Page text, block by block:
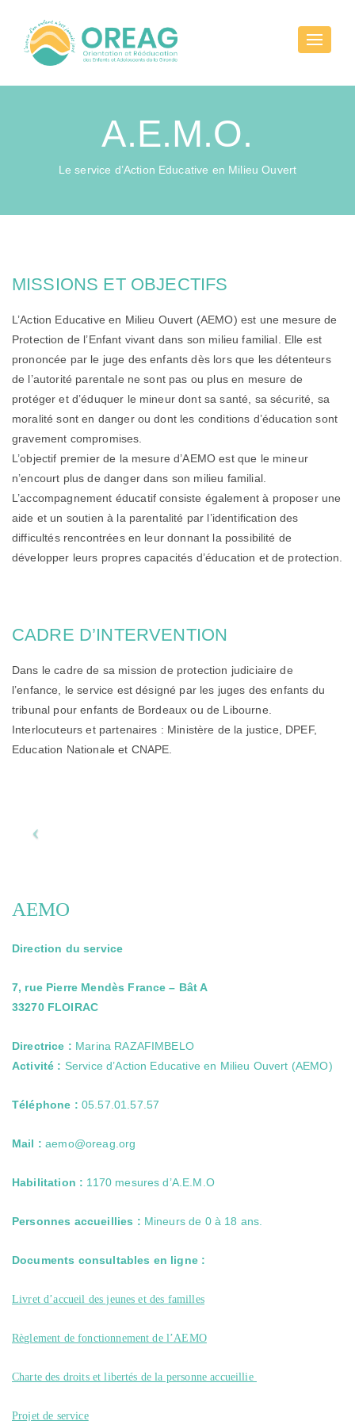
Toggle
A.E.M.O.
Le service d’Action Educative en Milieu Ouvert
MISSIONS ET OBJECTIFS
L’Action Educative en Milieu Ouvert (AEMO) est une mesure de
Protection de l’Enfant vivant dans son milieu familial. Elle est
prononcée par le juge des enfants dès lors que les détenteurs
de l’autorité parentale ne sont pas ou plus en mesure de
protéger et d’éduquer le mineur dont sa santé, sa sécurité, sa
moralité sont en danger ou dont les conditions d’éducation sont
gravement compromises.
L’objectif premier de la mesure d’AEMO est que le mineur
n’encourt plus de danger dans son milieu familial.
L’accompagnement éducatif consiste également à proposer une
aide et un soutien à la parentalité par l’identification des
difficultés rencontrées en leur donnant la possibilité de
développer leurs propres capacités d’éducation et de protection.
CADRE D’INTERVENTION
Dans le cadre de sa mission de protection judiciaire de
l’enfance, le service est désigné par les juges des enfants du
tribunal pour enfants de Bordeaux ou de Libourne.
Interlocuteurs et partenaires : Ministère de la justice, DPEF,
Education Nationale et CNAPE.
AEMO
Direction du service
7, rue Pierre Mendès France – Bât A
33270 FLOIRAC
Directrice : Marina RAZAFIMBELO
Activité : Service d’Action Educative en Milieu Ouvert (AEMO)
Téléphone : 05.57.01.57.57
Mail : aemo@oreag.org
Habilitation : 1170 mesures d’A.E.M.O
Personnes accueillies : Mineurs de 0 à 18 ans.
Documents consultables en ligne :
Livret d’accueil des jeunes et des familles
Règlement de fonctionnement de l’AEMO
Charte des droits et libertés de la personne accueillie
Projet de service
Cookies
strictement
Ces cookies
sont
au bon
fonctionnement
être